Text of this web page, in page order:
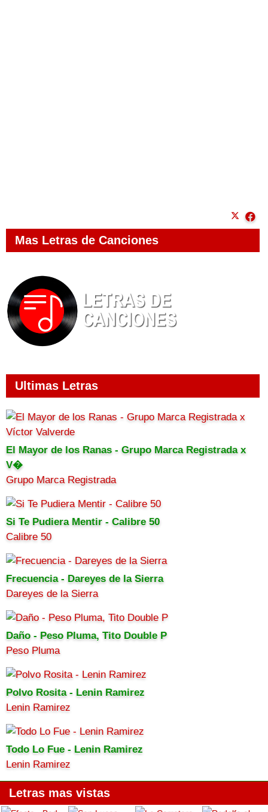
Mas Letras de Canciones
Ultimas Letras
El Mayor de los Ranas - Grupo Marca Registrada x
V�
Grupo Marca Registrada
Si Te Pudiera Mentir - Calibre 50
Calibre 50
Frecuencia - Dareyes de la Sierra
Dareyes de la Sierra
Daño - Peso Pluma, Tito Double P
Peso Pluma
Polvo Rosita - Lenin Ramirez
Lenin Ramirez
Todo Lo Fue - Lenin Ramirez
Lenin Ramirez
Letras mas vistas